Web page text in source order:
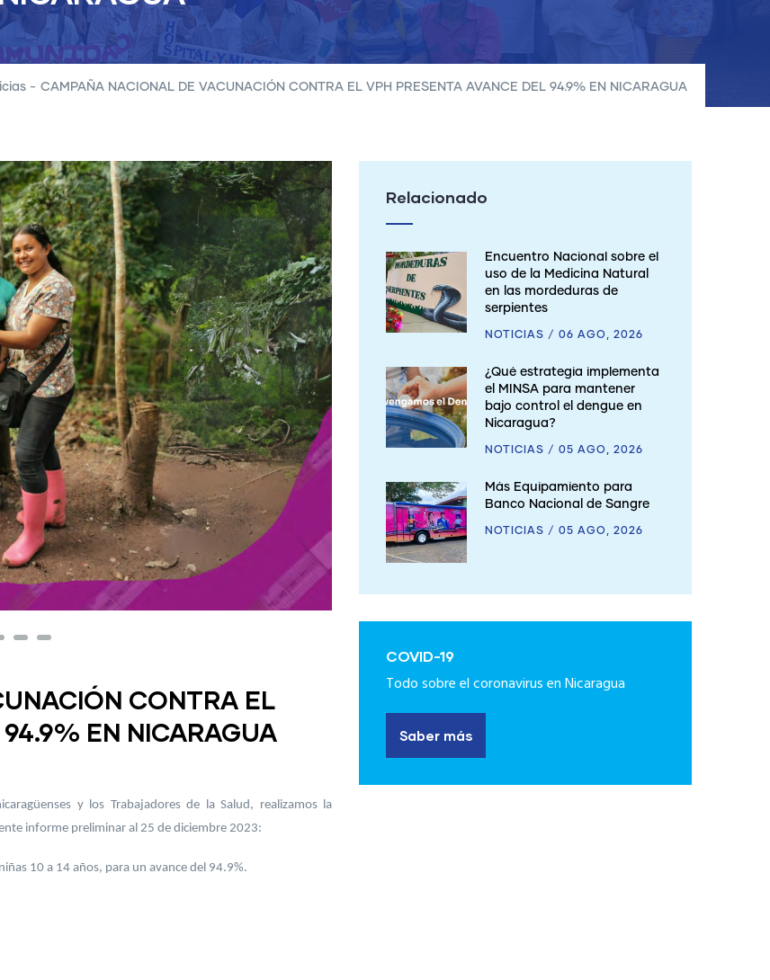
- CAMPAÑA NACIONAL DE VACUNACIÓN CONTRA EL VPH PRESENTA AVANCE DEL 94.9% EN NICARAGUA
CONTRA EL
EN NICARAGUA
y los Trabajadores de la Salud, realizamos la
informe preliminar al 25 de diciembre 2023:
10 a 14 años, para un avance del 94.9%.
Relacionado
Encuentro Nacional sobre el
uso de la Medicina Natural
en las mordeduras de
serpientes
NOTICIAS / 06 AGO, 2026
¿Qué estrategia implementa
el MINSA para mantener
bajo control el dengue en
Nicaragua?
NOTICIAS / 05 AGO, 2026
Más Equipamiento para
Banco Nacional de Sangre
NOTICIAS / 05 AGO, 2026
COVID-19
Todo sobre el coronavirus en Nicaragua
Saber más